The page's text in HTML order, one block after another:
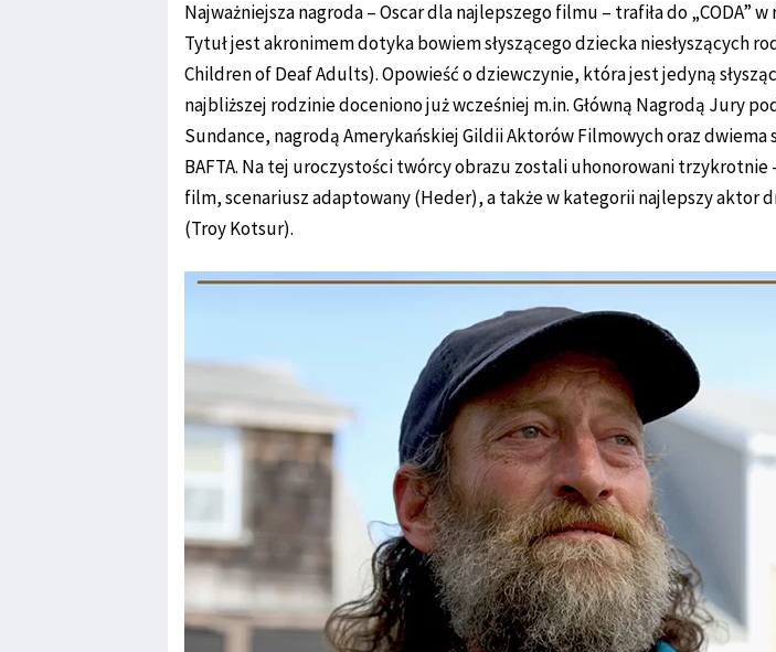
Najważniejsza nagroda – Oscar dla najlepszego filmu – trafiła do „CODA” w
Tytuł jest akronimem dotyka bowiem słyszącego dziecka niesłyszących
Children of Deaf Adults). Opowieść o dziewczynie, która jest jedyną
najbliższej rodzinie doceniono już wcześniej m.in. Główną Nagrodą Jury
Sundance, nagrodą Amerykańskiej Gildii Aktorów Filmowych oraz
BAFTA. Na tej uroczystości twórcy obrazu zostali uhonorowani trzykrotnie
film, scenariusz adaptowany (Heder), a także w kategorii najlepszy aktor
(Troy Kotsur).